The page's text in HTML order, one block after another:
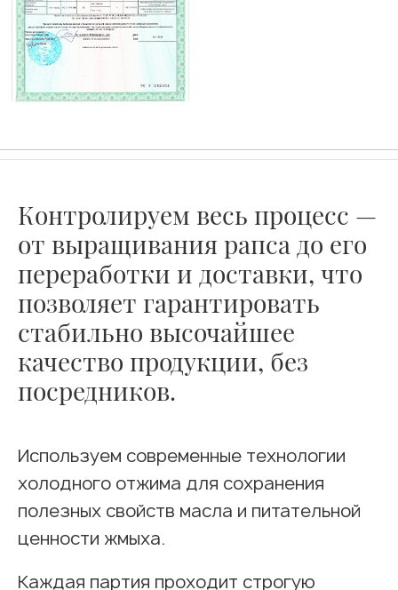
biomaslo@mail.ru
Наши преимущества
Продукция
Кейсы
Карта поставок
Этапы сотрудничества
Лицензии и сертификаты
О компании
Часто задаваемые вопросы